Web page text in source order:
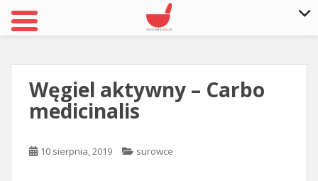
Węgiel aktywny – Carbo
medicinalis
10 sierpnia, 2019 surowce